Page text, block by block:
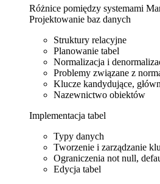
Różnice pomiędzy systemami
Projektowanie baz danych
Struktury relacyjne
Planowanie tabel
Normalizacja i
Problemy związane z
Klucze kandydujące,
Nazewnictwo obiektów
Implementacja tabel
Typy danych
Tworzenie i zarządzanie
Ograniczenia not null,
Edycja tabel